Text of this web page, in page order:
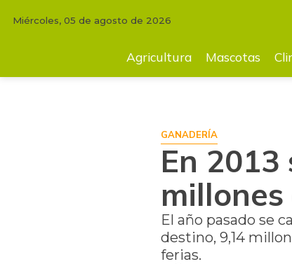
En 2013 se movilizaron más de 17,8 millones de
Miércoles, 05 de agosto de 2026
Agricultura Mascotas
GANADERÍA
En
millones
El año pasado se
destino, 9,14
ferias.